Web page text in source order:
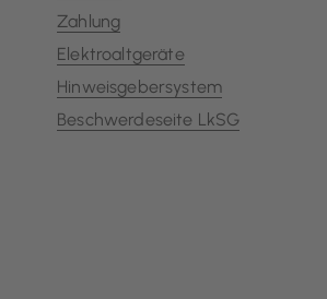
Zahlung
Elektroaltgeräte
Hinweisgebersystem
Beschwerdeseite LkSG